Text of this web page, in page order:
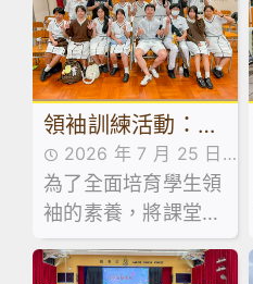
領袖訓練活動：訓
導組舉辦學生領袖
系列工作坊
2026 年 7 月 25 日
活動花絮
為了全面培育學生領
袖的素養，將課堂知
識延伸至領導實踐，
本校訓導組於日前試